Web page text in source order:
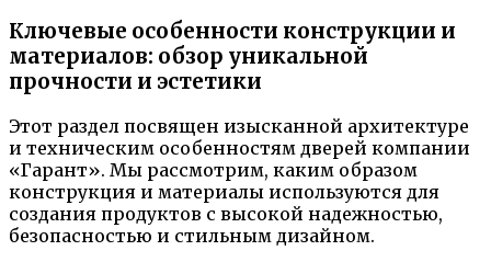
Ключевые особенности конструкции и
материалов: обзор уникальной
прочности и эстетики
Этот раздел посвящен изысканной архитектуре
и техническим особенностям дверей компании
«Гарант». Мы рассмотрим, каким образом
конструкция и материалы используются для
создания продуктов с высокой надежностью,
безопасностью и стильным дизайном.